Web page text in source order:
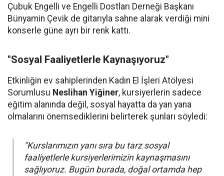
Çubuk Engelli ve Engelli Dostları Derneği Başkanı
Bünyamin Çevik de gitarıyla sahne alarak verdiği mini
konserle güne ayrı bir renk kattı.
"Sosyal Faaliyetlerle Kaynaşıyoruz"
Etkinliğin ev sahiplerinden Kadın El İşleri Atölyesi
Sorumlusu Neslihan Yiğiner, kursiyerlerin sadece
eğitim alanında değil, sosyal hayatta da yan yana
olmalarını önemsediklerini belirterek şunları söyledi:
"Kurslarımızın yanı sıra bu tarz sosyal
faaliyetlerle kursiyerlerimizin kaynaşmasını
sağlıyoruz. Bugün burada, doğal ortamda hep